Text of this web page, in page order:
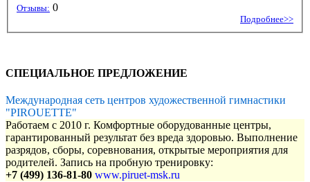
Отзывы: 0
Подробнее>>
СПЕЦИАЛЬНОЕ ПРЕДЛОЖЕНИЕ
Международная сеть центров художественной гимнастики
"PIROUETTE"
Работаем с 2010 г. Комфортные оборудованные центры,
гарантированный результат без вреда здоровью. Выполнение
разрядов, сборы, соревнования, открытые мероприятия для
родителей. Запись на пробную тренировку:
+7 (499) 136-81-80 www.piruet-msk.ru